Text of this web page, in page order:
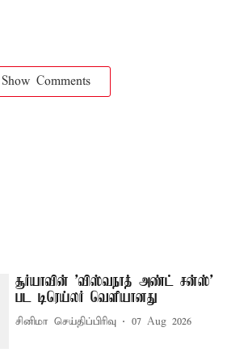
Show Comments
சூர்யாவின் 'விஸ்வநாத் அண்ட் சன்ஸ்'
பட டிரெய்லர் வெளியானது
சினிமா செய்திப்பிரிவு 07 Aug 2026